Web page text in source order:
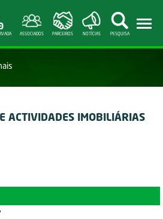
ASSOCIADOS PARCEIROS NOTÍCIAS PESQUISA
ACTIVIDADES IMOBILIÁRIAS